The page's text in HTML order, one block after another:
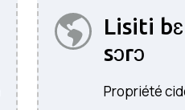
Lisiti
sɔrɔ
Propriété